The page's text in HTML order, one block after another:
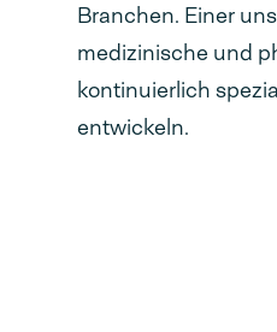
Branchen. Einer
medizinische und
kontinuierlich
entwickeln.